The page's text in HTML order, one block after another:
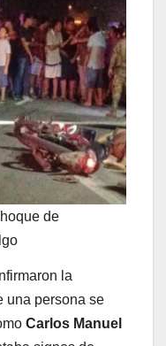
de
la
una persona se
Carlos Manuel